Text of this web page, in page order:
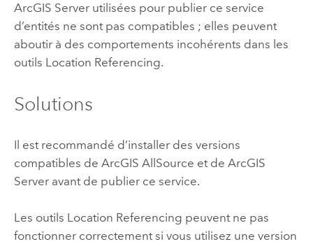
ArcGIS Serverutilisées pour publier ce service
d’entités ne sont pas compatibles ; elles peuvent
aboutir à des comportements incohérents dans les
outils Location Referencing.
Solutions
Il est recommandé d’installer des versions
compatibles de ArcGIS AllSource et de ArcGIS
Serveravant de publier ce service.
Les outils Location Referencing peuvent ne pas
fonctionner correctement si vous utilisez une version